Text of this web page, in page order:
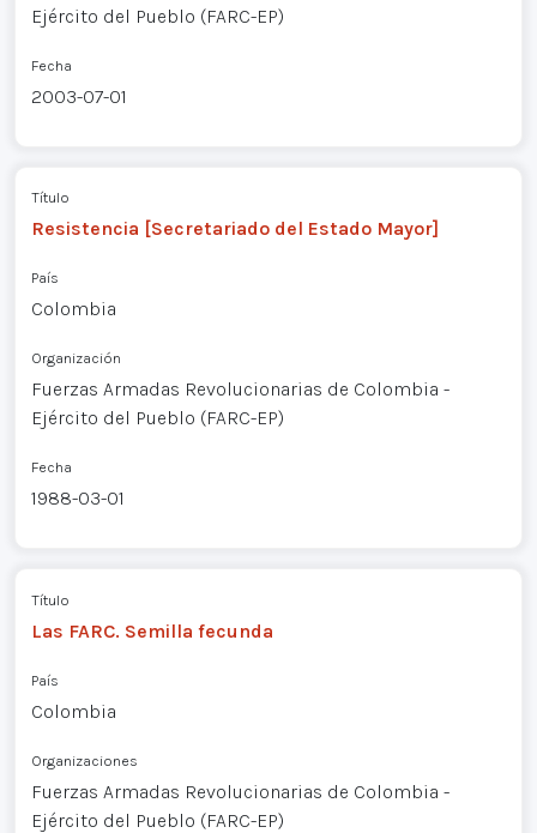
Ejército del Pueblo (FARC-EP)
Fecha
2003-07-01
Título
Resistencia [Secretariado del Estado Mayor]
País
Colombia
Organización
Fuerzas Armadas Revolucionarias de Colombia -
Ejército del Pueblo (FARC-EP)
Fecha
1988-03-01
Título
Las FARC. Semilla fecunda
País
Colombia
Organizaciones
Fuerzas Armadas Revolucionarias de Colombia -
Ejército del Pueblo (FARC-EP)